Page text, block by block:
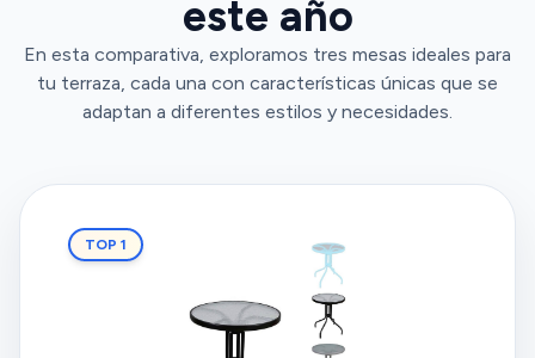
este año
En esta comparativa, exploramos tres mesas ideales para
tu terraza, cada una con características únicas que se
adaptan a diferentes estilos y necesidades.
TOP 1